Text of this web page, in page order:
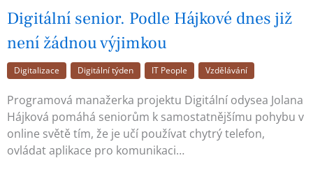
Digitální senior. Podle Hájkové dnes již
není žádnou výjimkou
Digitalizace Digitální týden IT People Vzdělávání
Programová manažerka projektu Digitální odysea Jolana
Hájková pomáhá seniorům k samostatnějšímu pohybu v
online světě tím, že je učí používat chytrý telefon,
ovládat aplikace pro komunikaci…